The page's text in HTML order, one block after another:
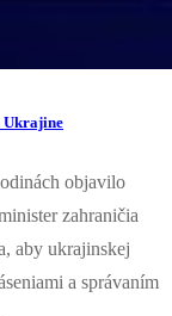
Ukrajine
objavilo
zahraničia
aby ukrajinskej
a správaním